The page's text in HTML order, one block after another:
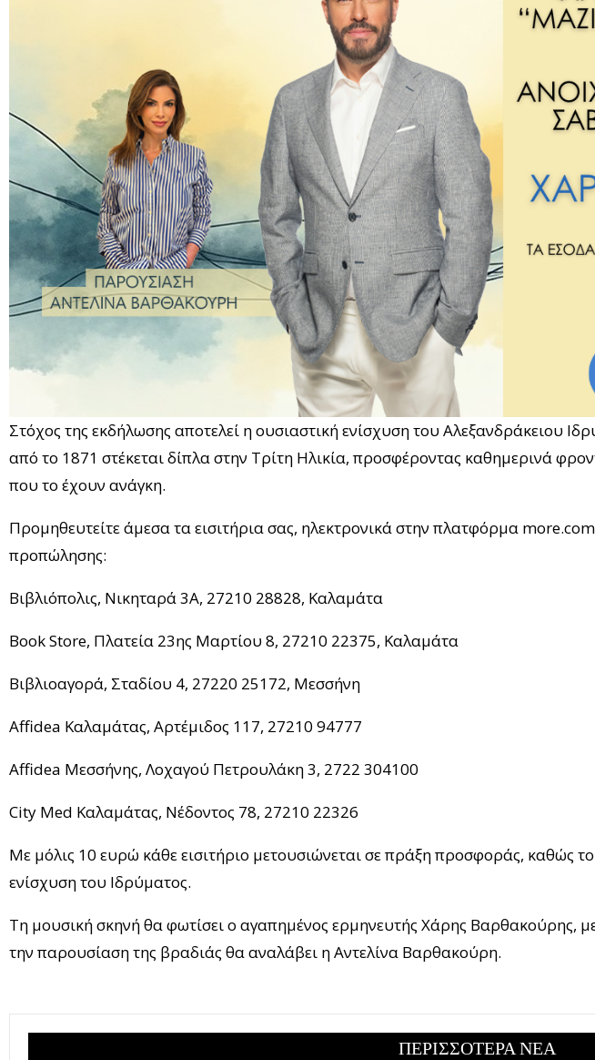
Στόχος της εκδήλωσης αποτελεί η ουσιαστική ενίσχυση του Αλεξανδράκειου
από το 1871 στέκεται δίπλα στην Τρίτη Ηλικία, προσφέροντας καθημερινά
που το έχουν ανάγκη.
Προμηθευτείτε άμεσα τα εισιτήρια σας, ηλεκτρονικά στην πλατφόρμα
προπώλησης:
Βιβλιόπολις, Νικηταρά 3Α, 27210 28828, Καλαμάτα
Book Store, Πλατεία 23ης Μαρτίου 8, 27210 22375, Καλαμάτα
Βιβλιοαγορά, Σταδίου 4, 27220 25172, Μεσσήνη
Affidea Καλαμάτας, Αρτέμιδος 117, 27210 94777
Affidea Μεσσήνης, Λοχαγού Πετρουλάκη 3, 2722 304100
City Med Καλαμάτας, Νέδοντος 78, 27210 22326
Με μόλις 10 ευρώ κάθε εισιτήριο μετουσιώνεται σε πράξη προσφοράς, καθώς
ενίσχυση του Ιδρύματος.
Τη μουσική σκηνή θα φωτίσει ο αγαπημένος ερμηνευτής Χάρης Βαρθακούρης,
την παρουσίαση της βραδιάς θα αναλάβει η Αντελίνα Βαρθακούρη.
ΠΕΡΙΣΣΟΤΕΡΑ ΝΕΑ